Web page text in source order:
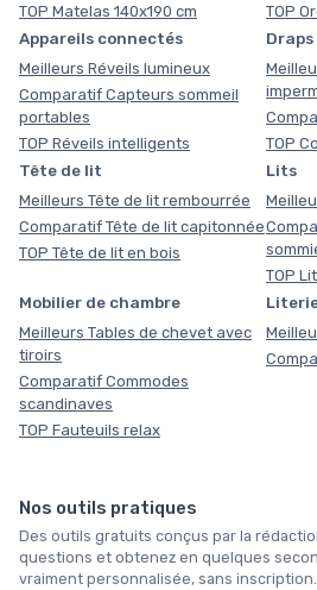
TOP Matelas 140x190 cm
TOP
Appareils connectés
Meilleurs Réveils lumineux
Comparatif Capteurs sommeil
portables
TOP Réveils intelligents
TOP
Tête de lit
Meilleurs Tête de lit rembourrée
Comparatif Tête de lit capitonnée
TOP Tête de lit en bois
Lits
TOP
Mobilier de chambre
Meilleurs Tables de chevet avec
tiroirs
Comparatif Commodes
scandinaves
TOP Fauteuils relax
Nos outils pratiques
Des outils gratuits conçus par la
questions et obtenez en quelques
vraiment personnalisée, sans